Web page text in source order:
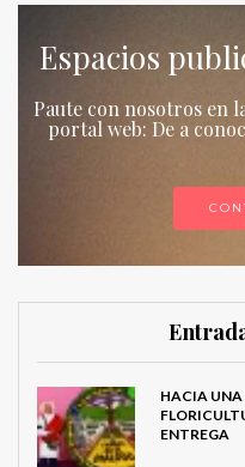
Espacios
Paute con nosotros en
portal web: De a
HACIA UNA
ENTREGA